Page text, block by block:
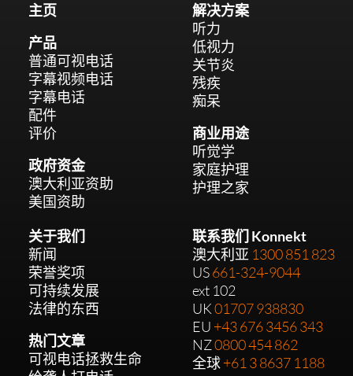
主页
产品
普通可视电话
字幕视频电话
字幕电话
配件
评价
政府资金
澳大利亚资助
美国资助
解决方案
听力
低视力
关节炎
残疾
痴呆
商业用途
听觉学
家庭护理
护理之家
关于我们
新闻
荣誉奖项
可持续发展
法律的东西
热门文章
可视电话拯救生命
联系我们 Konnekt
澳大利亚 1300 851 823
US661-324-9044
ext 102
UK01707 938830
EU +43 676 3456 343
NZ0800 454 862
全球+61 3 8637 1188